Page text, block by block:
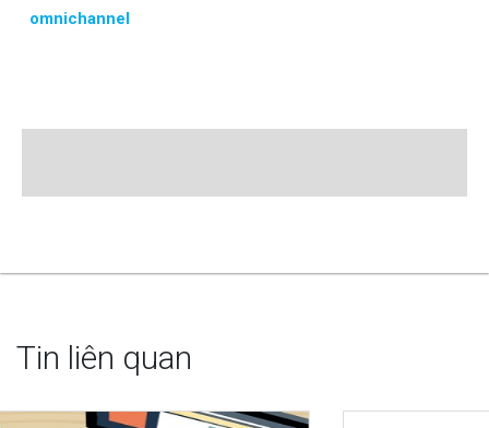
omnichannel
Tin liên quan